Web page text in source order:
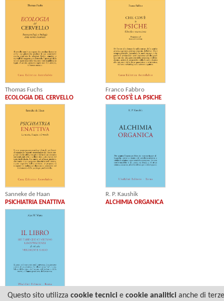
Thomas Fuchs
ECOLOGIA DEL CERVELLO
Franco Fabbro
CHE COS'È LA PSICHE
Sanneke de Haan
PSICHIATRIA ENATTIVA
R. P. Kaushik
ALCHIMIA ORGANICA
Alan W. Watts
Questo sito utilizza cookie tecnicie cookie analiticianche di terze